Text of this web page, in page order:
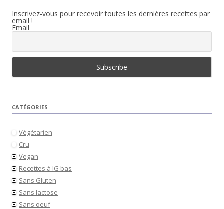
Inscrivez-vous pour recevoir toutes les dernières recettes par
email !
Email
CATÉGORIES
Végétarien
Cru
Vegan
Recettes à IG bas
Sans Gluten
Sans lactose
Sans oeuf